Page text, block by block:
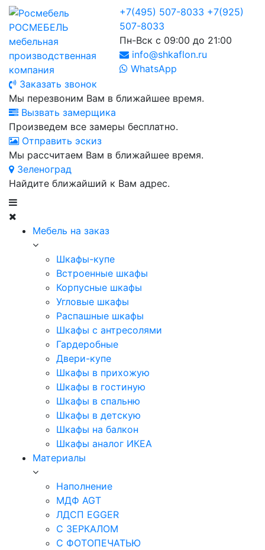
РОСМЕБЕЛЬ
мебельная
производственная
компания
+7(495) 507-8033 +7(925)
507-8033
Пн-Вск с 09:00 до 21:00
info@shkaflon.ru
WhatsApp
Заказать звонок
Мы перезвоним Вам в ближайшее время.
Вызвать замерщика
Произведем все замеры бесплатно.
Отправить эскиз
Мы рассчитаем Вам в ближайшее время.
Зеленоград
Найдите ближайший к Вам адрес.
Мебель на заказ
Шкафы-купе
Встроенные шкафы
Корпусные шкафы
Угловые шкафы
Распашные шкафы
Шкафы с антресолями
Гардеробные
Двери-купе
Шкафы в прихожую
Шкафы в гостиную
Шкафы в спальню
Шкафы в детскую
Шкафы на балкон
Шкафы аналог ИКЕА
Материалы
Наполнение
МДФ AGT
ЛДСП EGGER
С ЗЕРКАЛОМ
С ФОТОПЕЧАТЬЮ